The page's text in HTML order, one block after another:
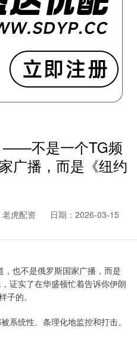
——不是一个TG频
广播，而是《纽约
老虎配资
日期：2026-03-15
也不是俄罗斯国家广播，而是
证实了在华盛顿忙着告诉你伊朗
子的。
系统性、条理化地监控和打击。